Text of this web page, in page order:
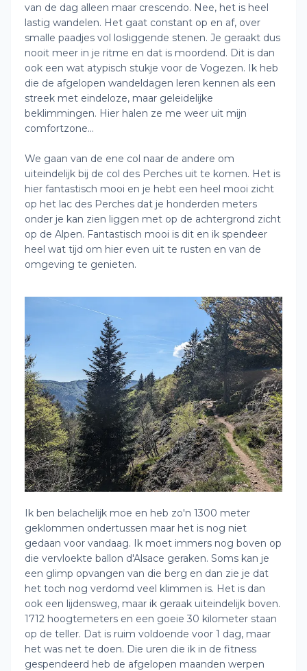
van de dag alleen maar crescendo. Nee, het is heel
lastig wandelen. Het gaat constant op en af, over
smalle paadjes vol losliggende stenen. Je geraakt dus
nooit meer in je ritme en dat is moordend. Dit is dan
ook een wat atypisch stukje voor de Vogezen. Ik heb
die de afgelopen wandeldagen leren kennen als een
streek met eindeloze, maar geleidelijke
beklimmingen. Hier halen ze me weer uit mijn
comfortzone...
We gaan van de ene col naar de andere om
uiteindelijk bij de col des Perches uit te komen. Het is
hier fantastisch mooi en je hebt een heel mooi zicht
op het lac des Perches dat je honderden meters
onder je kan zien liggen met op de achtergrond zicht
op de Alpen. Fantastisch mooi is dit en ik spendeer
heel wat tijd om hier even uit te rusten en van de
omgeving te genieten.
Ik ben belachelijk moe en heb zo'n 1300 meter
geklommen ondertussen maar het is nog niet
gedaan voor vandaag. Ik moet immers nog boven op
die vervloekte ballon d'Alsace geraken. Soms kan je
een glimp opvangen van die berg en dan zie je dat
het toch nog verdomd veel klimmen is. Het is dan
ook een lijdensweg, maar ik geraak uiteindelijk boven.
1712 hoogtemeters en een goeie 30 kilometer staan
op de teller. Dat is ruim voldoende voor 1 dag, maar
het was net te doen. Die uren die ik in de fitness
gespendeerd heb de afgelopen maanden werpen